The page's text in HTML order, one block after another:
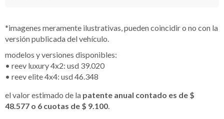
*imagenes meramente ilustrativas, pueden coincidir o no con la
versión publicada del vehículo.
modelos y versiones disponibles:
• reev luxury 4x2: usd 39.020
• reev elite 4x4: usd 46.348
el valor estimado de la patente anual contado es de $
48.577 o 6 cuotas de $ 9.100.